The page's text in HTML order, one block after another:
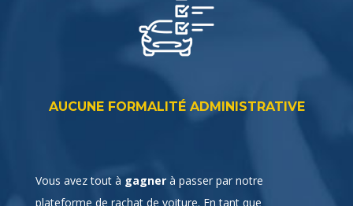
AUCUNE FORMALITÉ ADMINISTRATIVE
Vous avez tout àgagnerà passer par notre
Nous vous protégeons ainsi de tout retour, ou